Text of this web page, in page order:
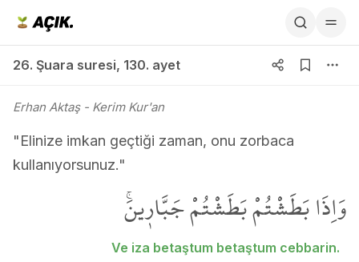
26. Şuara suresi, 130. ayet
Erhan Aktaş- Kerim Kur'an
"Elinize imkan geçtiği zaman, onu zorbaca
kullanıyorsunuz."
وَاِذَا بَطَشْتُمْ بَطَشْتُمْ جَبَّار۪ينَۚ
Ve iza betaştum betaştum cebbarin.